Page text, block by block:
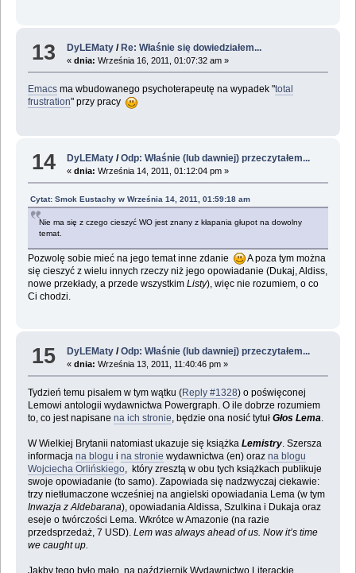
13 DyLEMaty / Re: Właśnie się dowiedziałem...
«dnia: Września 16, 2011, 01:07:32 am »
Emacsma wbudowanego psychoterapeutę na wypadek "total
frustration" przy pracy
14 DyLEMaty /Odp: Właśnie (lub dawniej) przeczytałem...
«dnia: Września 14, 2011, 01:12:04 pm »
Cytat: Smok Eustachy w Września 14, 2011, 01:59:18 am
Nie ma się z czego cieszyć WO jest znany z kłapania głupot na dowolny
temat.
Pozwolę sobie mieć na jego temat inne zdanie
A poza tym można
się cieszyć z wielu innych rzeczy niż jego opowiadanie (Dukaj, Aldiss,
nowe przekłady, a przede wszystkim Listy), więc nie rozumiem, o co
Ci chodzi.
15 DyLEMaty /Odp: Właśnie (lub dawniej) przeczytałem...
«dnia: Września 13, 2011, 11:40:46 pm »
Tydzień temu pisałem w tym wątku (Reply #1328) o poświęconej
Lemowi antologii wydawnictwa Powergraph. O ile dobrze rozumiem
to, co jest napisane na ich stronie, będzie ona nosić tytuł Głos Lema.
W Wielkiej Brytanii natomiast ukazuje się książka Lemistry. Szersza
informacja na blogu i na stronie wydawnictwa (en) oraz na blogu
Wojciecha Orlińskiego, który zresztą w obu tych książkach publikuje
swoje opowiadanie (to samo). Zapowiada się nadzwyczaj ciekawie:
trzy nietłumaczone wcześniej na angielski opowiadania Lema (w tym
Inwazja z Aldebarana), opowiadania Aldissa, Szulkina i Dukaja oraz
eseje o twórczości Lema. Wkrótce w Amazonie (na razie
przedsprzedaż, 7 USD). Lem was always ahead of us. Now it’s time
we caught up.